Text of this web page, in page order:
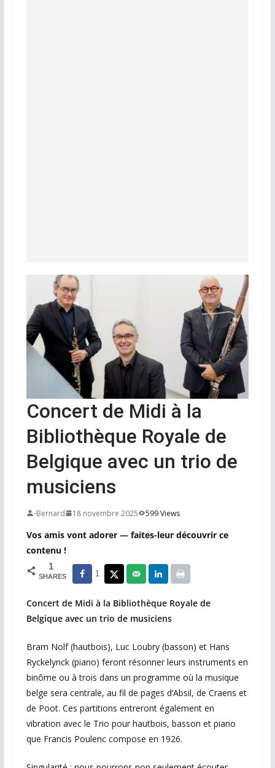
Concert de Midi à la
Bibliothèque Royale de
Belgique avec un trio de
musiciens
-Bernard 18 novembre 2025 599 Views
Vos amis vont adorer — faites-leur découvrir ce
contenu !
1
SHARES 1
Concert de Midi à la Bibliothèque Royale de
Belgique avec un trio de musiciens
Bram Nolf (hautbois), Luc Loubry (basson) et Hans
Ryckelynck (piano) feront résonner leurs instruments en
binôme ou à trois dans un programme où la musique
belge sera centrale, au fil de pages d’Absil, de Craens et
de Poot. Ces partitions entreront également en
vibration avec le Trio pour hautbois, basson et piano
que Francis Poulenc compose en 1926.